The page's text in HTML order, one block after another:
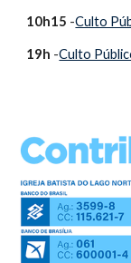
10h15 -Culto
19h -Culto